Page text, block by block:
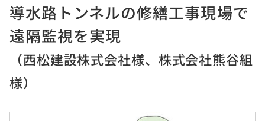
導水路トンネルの修繕工事現場で
遠隔監視を実現
（西松建設株式会社様、株式会社熊谷組
様）